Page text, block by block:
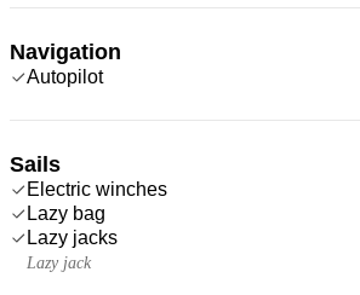
Navigation
Autopilot
Sails
Electric winches
Lazy bag
Lazy jacks
Lazy jack